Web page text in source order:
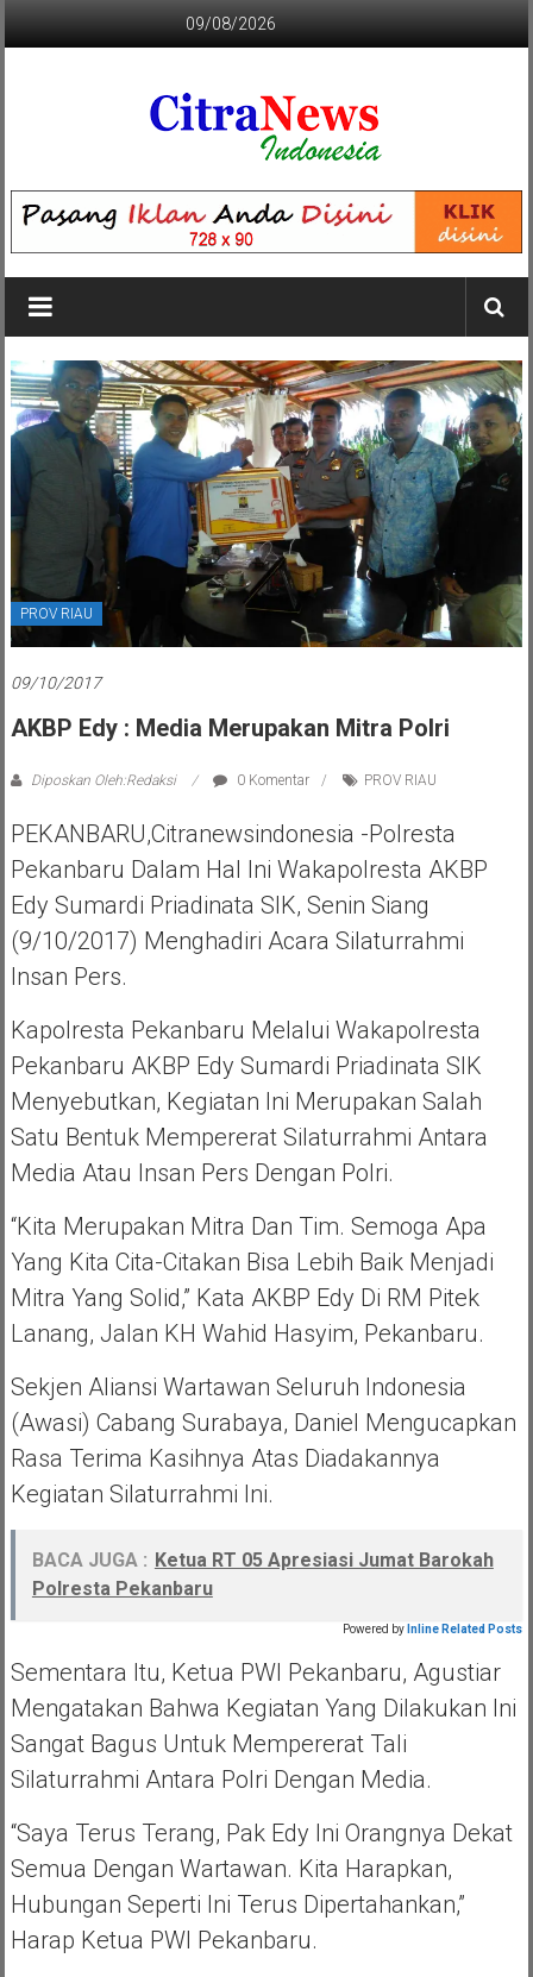
09/08/2026
CITRANEWS
INDONESIA
BERANI
DAN
KRISTIS
PROV RIAU
09/10/2017
AKBP Edy : Media Merupakan Mitra Polri
Diposkan Oleh:Redaksi 0 Komentar PROV RIAU
PEKANBARU,Citranewsindonesia -Polresta
Pekanbaru Dalam Hal Ini Wakapolresta AKBP
Edy Sumardi Priadinata SIK, Senin Siang
(9/10/2017) Menghadiri Acara Silaturrahmi
Insan Pers.
Kapolresta Pekanbaru Melalui Wakapolresta
Pekanbaru AKBP Edy Sumardi Priadinata SIK
Menyebutkan, Kegiatan Ini Merupakan Salah
Satu Bentuk Mempererat Silaturrahmi Antara
Media Atau Insan Pers Dengan Polri.
“Kita Merupakan Mitra Dan Tim. Semoga Apa
Yang Kita Cita-Citakan Bisa Lebih Baik Menjadi
Mitra Yang Solid,” Kata AKBP Edy Di RM Pitek
Lanang, Jalan KH Wahid Hasyim, Pekanbaru.
Sekjen Aliansi Wartawan Seluruh Indonesia
(Awasi) Cabang Surabaya, Daniel Mengucapkan
Rasa Terima Kasihnya Atas Diadakannya
Kegiatan Silaturrahmi Ini.
BACA JUGA : Ketua RT 05 Apresiasi Jumat Barokah
Polresta Pekanbaru
Powered by Inline Related Posts
Sementara Itu, Ketua PWI Pekanbaru, Agustiar
Mengatakan Bahwa Kegiatan Yang Dilakukan Ini
Sangat Bagus Untuk Mempererat Tali
Silaturrahmi Antara Polri Dengan Media.
“Saya Terus Terang, Pak Edy Ini Orangnya Dekat
Semua Dengan Wartawan. Kita Harapkan,
Hubungan Seperti Ini Terus Dipertahankan,”
Harap Ketua PWI Pekanbaru.